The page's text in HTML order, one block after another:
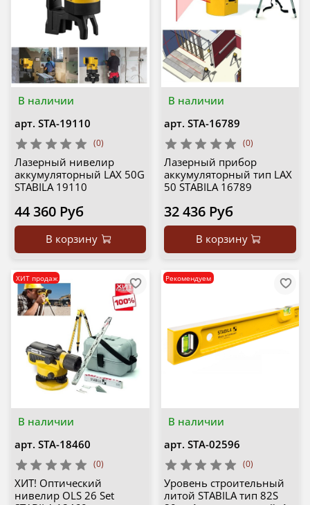
В наличии
арт. STA-19110
(0)
Лазерный нивелир
аккумуляторный LAX 50G
STABILA 19110
44 360 Руб
В корзину
В наличии
арт. STA-16789
(0)
Лазерный прибор
аккумуляторный тип LAX
50 STABILA 16789
32 436 Руб
В корзину
В наличии
ХИТ продаж
арт. STA-18460
(0)
ХИТ! Оптический
нивелир OLS 26 Set
В наличии
Рекомендуем
арт. STA-02596
(0)
Уровень строительный
литой STABILA тип 82S